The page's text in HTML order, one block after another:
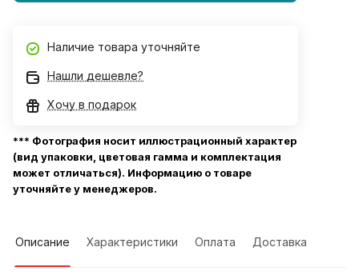
Наличие товара уточняйте
Нашли дешевле?
Хочу в подарок
*** Фотография носит иллюстрационный характер
(вид упаковки, цветовая гамма и комплектация
может отличаться). Информацию о товаре
уточняйте у менеджеров.
Описание Характеристики Оплата Доставка